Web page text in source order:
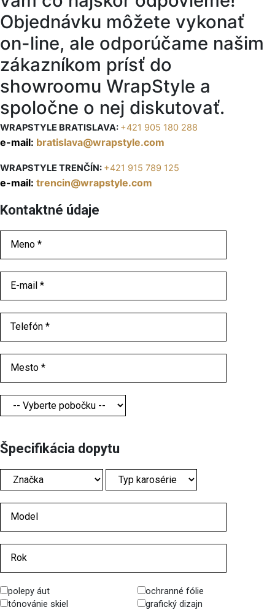
Objednávku môžete vykonať
on-line, ale odporúčame našim
zákazníkom prísť do
showroomu WrapStyle a
spoločne o nej diskutovať.
WRAPSTYLE BRATISLAVA: +421 905 180 288
e-mail: bratislava@wrapstyle.com
WRAPSTYLE TRENČÍN: +421 915 789 125
e-mail: trencin@wrapstyle.com
Kontaktné údaje
Špecifikácia dopytu
polepy áut
ochranné fólie
tónovánie skiel
grafický dizajn